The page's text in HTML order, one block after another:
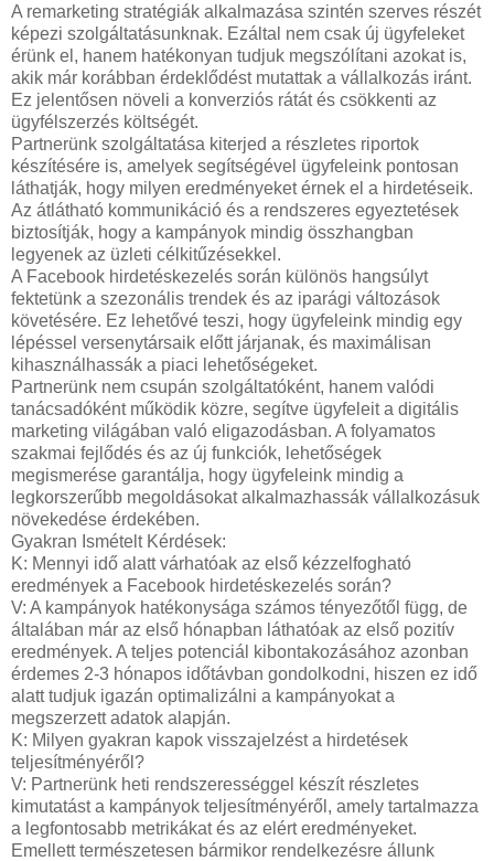
A remarketing stratégiák alkalmazása szintén szerves részét
képezi szolgáltatásunknak. Ezáltal nem csak új ügyfeleket
érünk el, hanem hatékonyan tudjuk megszólítani azokat is,
akik már korábban érdeklődést mutattak a vállalkozás iránt.
Ez jelentősen növeli a konverziós rátát és csökkenti az
ügyfélszerzés költségét.
Partnerünk szolgáltatása kiterjed a részletes riportok
készítésére is, amelyek segítségével ügyfeleink pontosan
láthatják, hogy milyen eredményeket érnek el a hirdetéseik.
Az átlátható kommunikáció és a rendszeres egyeztetések
biztosítják, hogy a kampányok mindig összhangban
legyenek az üzleti célkitűzésekkel.
A Facebook hirdetéskezelés során különös hangsúlyt
fektetünk a szezonális trendek és az iparági változások
követésére. Ez lehetővé teszi, hogy ügyfeleink mindig egy
lépéssel versenytársaik előtt járjanak, és maximálisan
kihasználhassák a piaci lehetőségeket.
Partnerünk nem csupán szolgáltatóként, hanem valódi
tanácsadóként működik közre, segítve ügyfeleit a digitális
marketing világában való eligazodásban. A folyamatos
szakmai fejlődés és az új funkciók, lehetőségek
megismerése garantálja, hogy ügyfeleink mindig a
legkorszerűbb megoldásokat alkalmazhassák vállalkozásuk
növekedése érdekében.
Gyakran Ismételt Kérdések:
K: Mennyi idő alatt várhatóak az első kézzelfogható
eredmények a Facebook hirdetéskezelés során?
V: A kampányok hatékonysága számos tényezőtől függ, de
általában már az első hónapban láthatóak az első pozitív
eredmények. A teljes potenciál kibontakozásához azonban
érdemes 2-3 hónapos időtávban gondolkodni, hiszen ez idő
alatt tudjuk igazán optimalizálni a kampányokat a
megszerzett adatok alapján.
K: Milyen gyakran kapok visszajelzést a hirdetések
teljesítményéről?
V: Partnerünk heti rendszerességgel készít részletes
kimutatást a kampányok teljesítményéről, amely tartalmazza
a legfontosabb metrikákat és az elért eredményeket.
Emellett természetesen bármikor rendelkezésre állunk